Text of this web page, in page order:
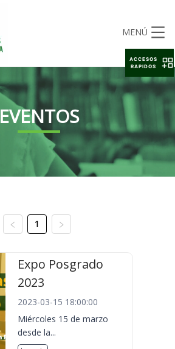
MENÚ
EVENTOS
1
Expo Posgrado
2023
2023-03-15 18:00:00
Miércoles 15 de marzo
desde la...
ACCESOS
RAPIDOS